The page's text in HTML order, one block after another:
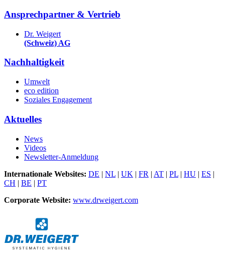
Ansprechpartner & Vertrieb
Dr. Weigert
(Schweiz) AG
Nachhaltigkeit
Umwelt
eco edition
Soziales Engagement
Aktuelles
News
Videos
Newsletter-Anmeldung
Internationale Websites: DE | NL | UK | FR | AT | PL | HU | ES |
CH | BE | PT
Corporate Website: www.drweigert.com